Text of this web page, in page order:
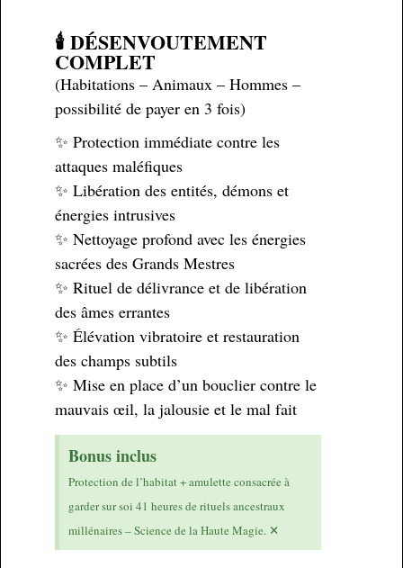
🕯️ DÉSENVOUTEMENT
COMPLET
(Habitations – Animaux – Hommes –
possibilité de payer en 3 fois)
✨ Protection immédiate contre les
attaques maléfiques
✨ Libération des entités, démons et
énergies intrusives
✨ Nettoyage profond avec les énergies
sacrées des Grands Mestres
✨ Rituel de délivrance et de libération
des âmes errantes
✨ Élévation vibratoire et restauration
des champs subtils
✨ Mise en place d’un bouclier contre le
mauvais œil, la jalousie et le mal fait
Bonus inclus
Protection de l’habitat + amulette consacrée à
garder sur soi 41 heures de rituels ancestraux
millénaires – Science de la Haute Magie. ×